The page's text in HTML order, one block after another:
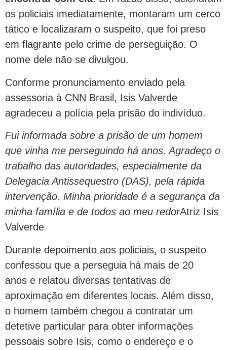
os policiais imediatamente, montaram um cerco
tático e localizaram o suspeito, que foi preso
em flagrante pelo crime de perseguição. O
nome dele não se divulgou.
Conforme pronunciamento enviado pela
assessoria à CNN Brasil, Isis Valverde
agradeceu a polícia pela prisão do indivíduo.
Fui informada sobre a prisão de um homem
que vinha me perseguindo há anos. Agradeço o
trabalho das autoridades, especialmente da
Delegacia Antissequestro (DAS), pela rápida
intervenção. Minha prioridade é a segurança da
minha família e de todos ao meu redorAtriz Isis
Valverde
Durante depoimento aos policiais, o suspeito
confessou que a perseguia há mais de 20
anos e relatou diversas tentativas de
aproximação em diferentes locais. Além disso,
o homem também chegou a contratar um
detetive particular para obter informações
pessoais sobre Isis, como o endereço e o